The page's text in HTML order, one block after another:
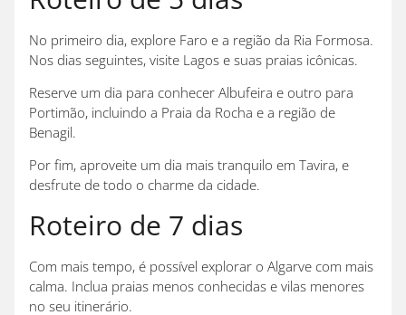
No primeiro dia, explore Faro e a região da Ria Formosa.
Nos dias seguintes, visite Lagos e suas praias icônicas.
Reserve um dia para conhecer Albufeira e outro para
Portimão, incluindo a Praia da Rocha e a região de
Benagil.
Por fim, aproveite um dia mais tranquilo em Tavira, e
desfrute de todo o charme da cidade.
Roteiro de 7 dias
Com mais tempo, é possível explorar o Algarve com mais
calma. Inclua praias menos conhecidas e vilas menores
no seu itinerário.